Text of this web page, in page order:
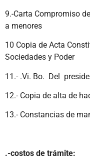
9.-Carta Compromiso
a menores
10 Copia de Acta
Sociedades y Poder
11.- .Vi. Bo. Del
12.- Copia de alta de
13.- Constancias de
.-costos de trámite: